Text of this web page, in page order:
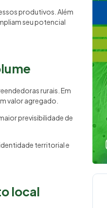
produtivos. Além
seu potencial
rurais. Em
valor agregado.
previsibilidade de
territorial e
local